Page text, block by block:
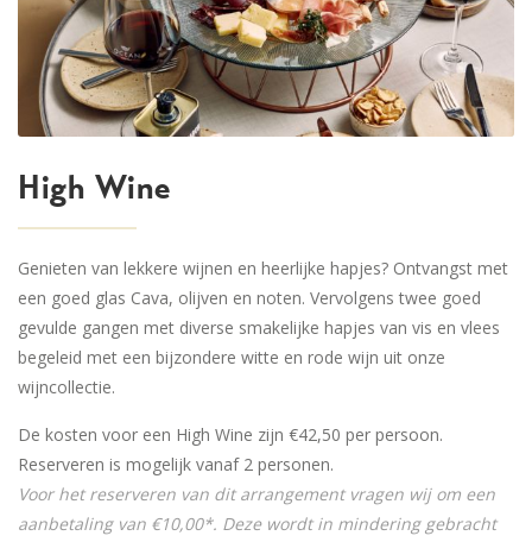
High Wine
Genieten van lekkere wijnen en heerlijke hapjes? Ontvangst met
een goed glas Cava, olijven en noten. Vervolgens twee goed
gevulde gangen met diverse smakelijke hapjes van vis en vlees
begeleid met een bijzondere witte en rode wijn uit onze
wijncollectie.
De kosten voor een High Wine zijn €42,50 per persoon.
Reserveren is mogelijk vanaf 2 personen.
Voor het reserveren van dit arrangement vragen wij om een
aanbetaling van €10,00*. Deze wordt in mindering gebracht